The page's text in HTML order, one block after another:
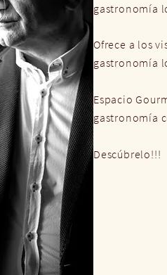
gastronomía
Ofrece a los
gastronomía
Espacio
gastronomía
Descúbrelo!!!